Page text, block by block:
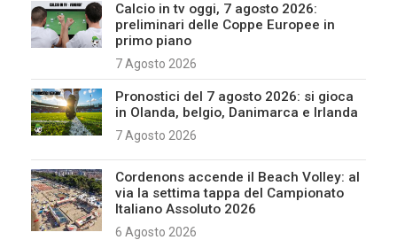
Calcio in tv oggi, 7 agosto 2026:
preliminari delle Coppe Europee in
primo piano
7 Agosto 2026
Pronostici del 7 agosto 2026: si gioca
in Olanda, belgio, Danimarca e Irlanda
7 Agosto 2026
Cordenons accende il Beach Volley: al
via la settima tappa del Campionato
Italiano Assoluto 2026
6 Agosto 2026